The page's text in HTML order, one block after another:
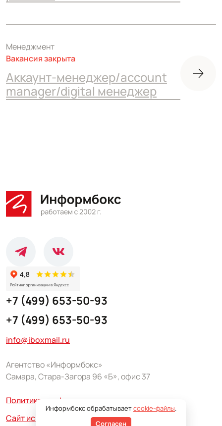
Менеджмент
Вакансия закрыта
Аккаунт-менеджер/account
manager/digital менеджер
Агентство «Информбокс»
Самара, Стара-Загора 96 «Б», офис 37
Политика конфиденциальности
Сайт использует сервис Yandex SmartCaptcha
+7 (499) 653-50-93
+7 (499) 653-50-93
info@iboxmail.ru
Информбокс обрабатываетcookie-файлы.
Согласен